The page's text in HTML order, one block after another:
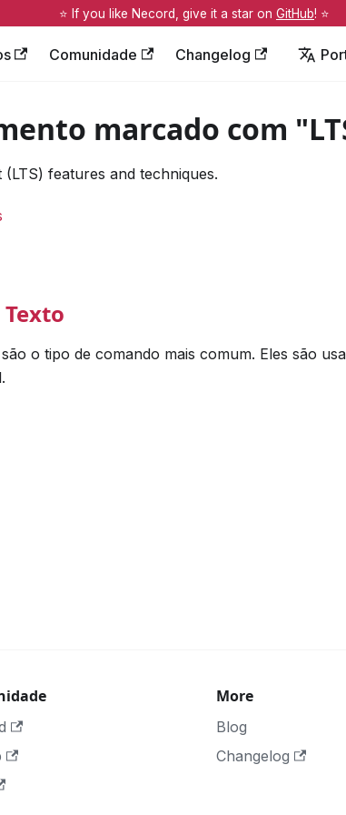
⭐️ If you like Necord, give it a star on GitHub! ⭐️
Comunidade Changelog
marcado com
features and techniques.
o tipo de comando mais comum. Eles são
More
Blog
Changelog